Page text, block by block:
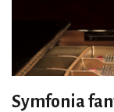
Symfonia